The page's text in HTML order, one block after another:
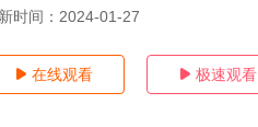
时间： 2024-01-27
 在线观看  极速观看